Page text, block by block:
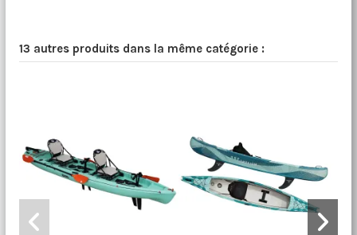
13 autres produits dans la même catégorie :